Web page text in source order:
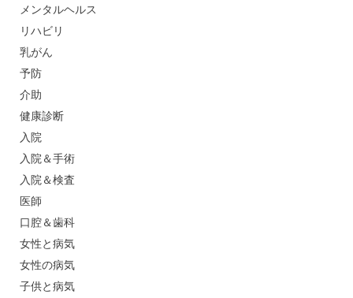
メンタルヘルス
リハビリ
乳がん
予防
介助
健康診断
入院
入院＆手術
入院＆検査
医師
口腔＆歯科
女性と病気
女性の病気
子供と病気